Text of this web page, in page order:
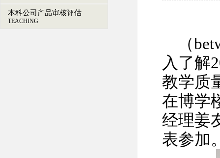
本科公司产品审核评估
TEACHING
（
入了解
教学质
在博学
经理姜
表参加